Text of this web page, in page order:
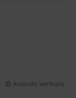
Acquisto verificato